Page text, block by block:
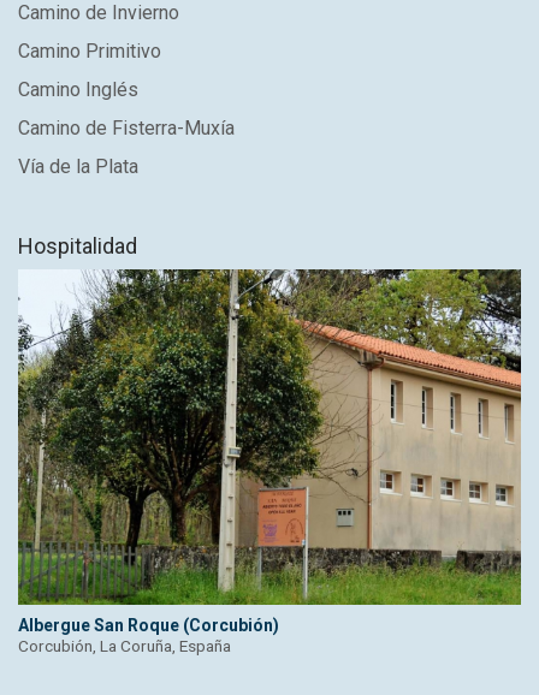
Camino de Invierno
Camino Primitivo
Camino Inglés
Camino de Fisterra-Muxía
Vía de la Plata
Hospitalidad
Albergue San Roque (Corcubión)
Corcubión, La Coruña, España